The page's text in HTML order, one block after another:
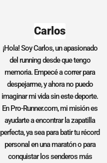
Carlos
¡Hola! Soy Carlos, un apasionado
del running desde que tengo
memoria. Empecé a correr para
despejarme, y ahora no puedo
imaginar mi vida sin este deporte.
En Pro-Runner.com, mi misión es
ayudarte a encontrar la zapatilla
perfecta, ya sea para batir tu récord
personal en una maratón o para
conquistar los senderos más